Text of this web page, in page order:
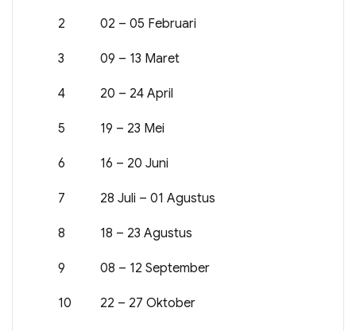
2 02 – 05 Februari
3 09 – 13 Maret
4 20 – 24 April
5 19 – 23 Mei
6 16 – 20 Juni
7 28 Juli – 01 Agustus
8 18 – 23 Agustus
9 08 – 12 September
10 22 – 27 Oktober